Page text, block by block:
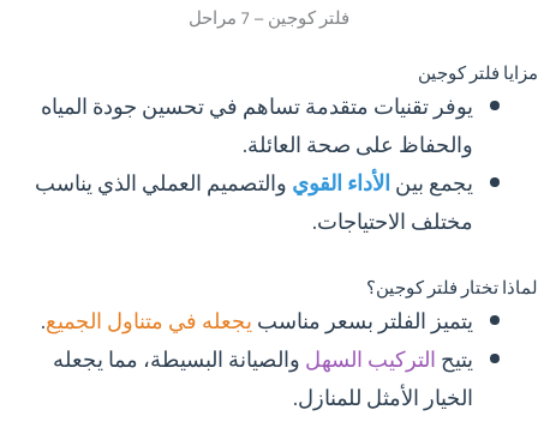
فلتر كوجين – 7 مراحل
مزايا فلتر كوجين
يوفر تقنيات متقدمة تساهم في تحسين جودة المياه
والحفاظ على صحة العائلة.
يجمع بينالأداء القويوالتصميم العملي الذي يناسب
مختلف الاحتياجات.
لماذا تختار فلتر كوجين؟
يتميز الفلتر بسعر مناسبيجعله في متناول الجميع.
يتيحالتركيب السهلوالصيانة البسيطة، مما يجعله
الخيار الأمثل للمنازل.